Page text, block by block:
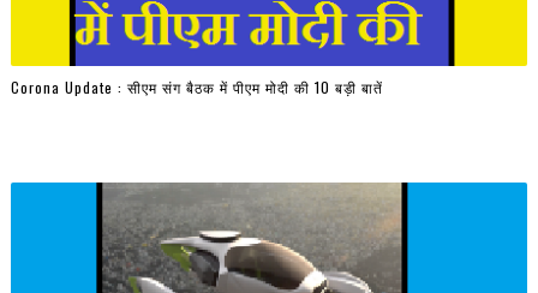
Corona Update : सीएम संग बैठक में पीएम मोदी की 10 बड़ी बातें